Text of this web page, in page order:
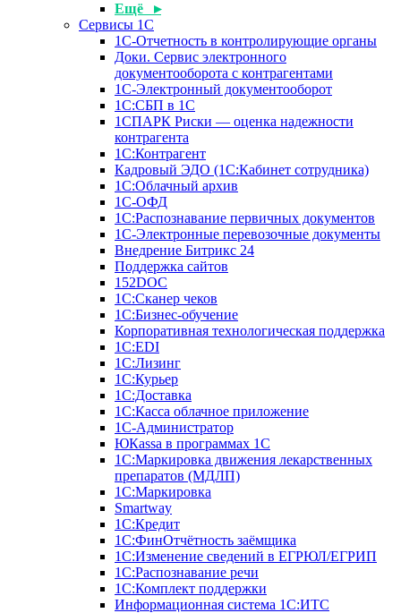
Ещё ▸
Сервисы 1С
1С-Отчетность в контролирующие органы
Доки. Сервис электронного
документооборота с контрагентами
1С-Электронный документооборот
1С:СБП в 1С
1СПАРК Риски — оценка надежности
контрагента
1С:Контрагент
Кадровый ЭДО (1С:Кабинет сотрудника)
1С:Облачный архив
1С-ОФД
1С:Распознавание первичных документов
1С-Электронные перевозочные документы
Внедрение Битрикс 24
Поддержка сайтов
152DOC
1С:Сканер чеков
1С:Бизнес-обучение
Корпоративная технологическая поддержка
1С:ЕDI
1С:Лизинг
1С:Курьер
1С:Доставка
1С:Касса облачное приложение
1С-Администратор
ЮКаssа в программах 1С
1С:Маркировка движения лекарственных
препаратов (МДЛП)
1С:Маркировка
Smartway
1С:Кредит
1С:ФинОтчётность заёмщика
1С:Изменение сведений в ЕГРЮЛ/ЕГРИП
1С:Распознавание речи
1С:Комплект поддержки
Информационная система 1С:ИТС